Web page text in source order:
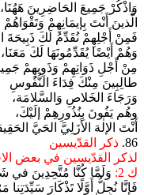
وَاذْكُرْ جَمِيعَ الحَاضِرِينَ هَهُنَا،
الَّذينَ أَنْتَ بِإيمَانِهِمْ
فَمِنْ أَجْلِهِمْ نُقَدِّمُ لَكَ ذَبِيحَةَ
وَهُمْ أَيْضًا يُقَدِّمُونَهَا لَكَ مَعَنَا،
مِنْ أَجْلِ ذَوَاتِهِمْ وَذَوِيهِمْ
طالِبِينَ مِنْكَ فِدَاءَ النُّفُوسِ
وَرَجَاءَ الخَلاصِ وَالسَّلامَة،
وهُم يَفُونَ بِنُذُورِهِمْ إلَيْكَ،
أَنْتَ الإلٰهَ الأَزَلِيَّ الحَيَّ
86. ذكر القدّيسين
لذكر القدّيسين في بعض
ك 2:
وَلَمَّا كُنَّا مُتَّحِدِينَ في
فَإنَّا نُجِلُّ أَوَّلًا تَذْكَارَ سَيِّدَتِنا